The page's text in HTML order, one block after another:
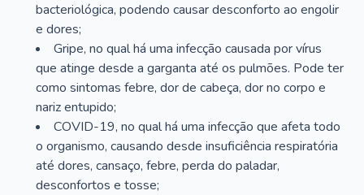
bacteriológica, podendo causar desconforto ao engolir
e dores;
Gripe, no qual há uma infecção causada por vírus
que atinge desde a garganta até os pulmões. Pode ter
como sintomas febre, dor de cabeça, dor no corpo e
nariz entupido;
COVID-19, no qual há uma infecção que afeta todo
o organismo, causando desde insuficiência respiratória
até dores, cansaço, febre, perda do paladar,
desconfortos e tosse;